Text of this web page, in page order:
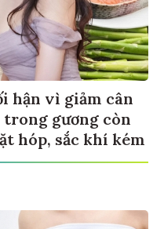
hận vì giảm cân
gương còn
hóp, sắc khí kém